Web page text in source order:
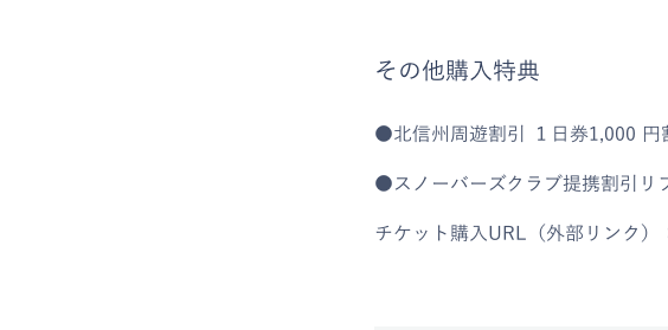
その他購入特典
●北信州周遊割引 １日券1,000
●スノーバーズクラブ提携割引リ
チケット購入URL（外部リンク）